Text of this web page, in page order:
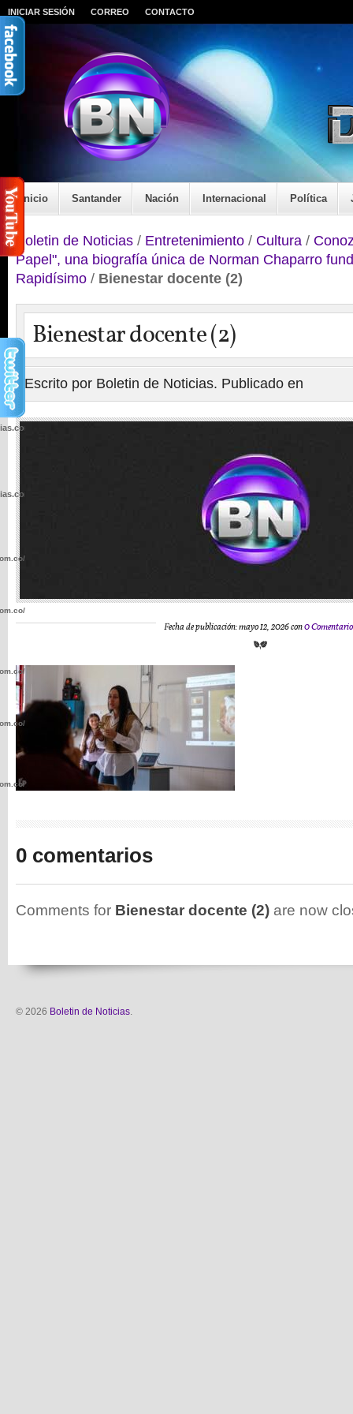
INICIAR SESIÓN CORREO CONTACTO
Inicio Santander Nación Internacional Política
Boletin de Noticias / Entretenimiento / Cultura /
Papel", una biografía única de Norman Chaparro
Rapidísimo / Bienestar docente (2)
Bienestar docente (2)
Escrito por Boletin de Noticias. Publicado en
Fecha de publicación: mayo 12, 2026 con0
0 comentarios
Comments for Bienestar docente (2) are now
© 2026 Boletin de Noticias.
wp-
wp-
wp-
wp-
wp-
wp-
wp-
wp-